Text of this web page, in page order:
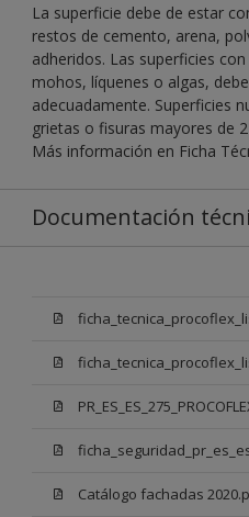
La superficie debe de estar
restos de cemento, arena,
adheridos. Las superficies
mohos, líquenes o algas,
adecuadamente. Superficies
grietas o fisuras mayores de
Más información en Ficha
Documentación
Catálogo fachadas